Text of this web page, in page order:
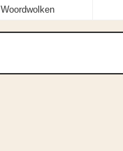
Woordwolken